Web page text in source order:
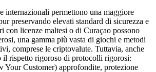
internazionali permettono una maggiore
preservando elevati standard di sicurezza e
con licenze maltesi o di Curaçao possono
una gamma più vasta di giochi e metodi
comprese le criptovalute. Tuttavia, anche
il rispetto rigoroso di protocolli rigorosi:
Customer) approfondite, protezione